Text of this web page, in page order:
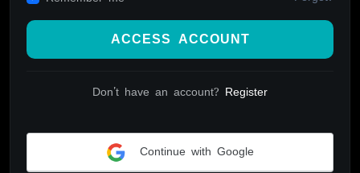
ACCESS ACCOUNT
Don't have an account? Register
Continue with Google